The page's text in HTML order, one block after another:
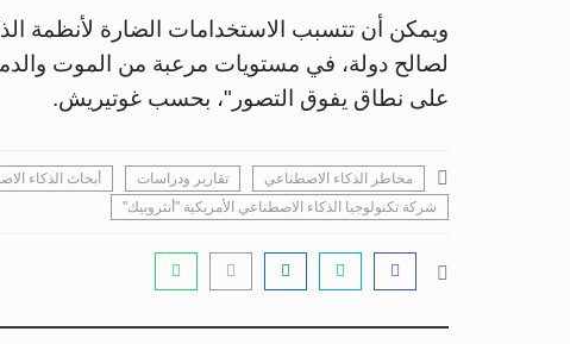
ويمكن أن تتسبب الاستخدامات الضارة لأنظمة
لصالح دولة، في مستويات مرعبة من الموت
على نطاق يفوق التصور"، بحسب غوتيريش.
مخاطر الذكاء الاصطناعي تقارير ودراسات أبحاث الذكاء
شركة تكنولوجيا الذكاء الاصطناعي الأمريكية "أنثروبيك"